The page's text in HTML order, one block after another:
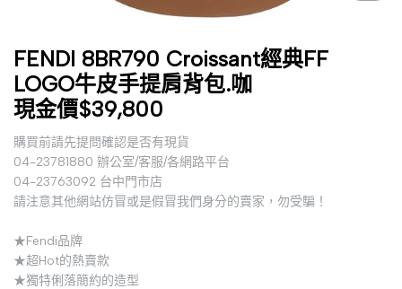
FENDI 8BR790 Croissant經典FF
LOGO牛皮手提肩背包.咖
現金價$39,800
購買前請先提問確認是否有現貨
04-23781880 辦公室/客服/各網路平台
04-23763092 台中門市店
請注意其他網站仿冒或是假冒我們身分的賣家，勿受騙！
★Fendi品牌
★超Hot的熱賣款
★獨特俐落簡約的造型